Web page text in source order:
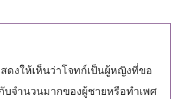
ดงให้เห็นว่าโจทก์เป็นผู้หญิงที่ขอ
บจำนวนมากของผู้ชายหรือทำเพศ